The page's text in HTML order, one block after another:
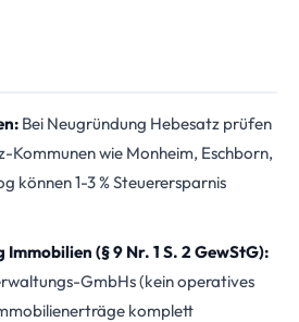
Bei Neugründung Hebesatz prüfen
wie Monheim, Eschborn,
können 1-3 % Steuerersparnis
(§ 9 Nr. 1 S. 2 GewStG):
GmbHs (kein operatives
komplett